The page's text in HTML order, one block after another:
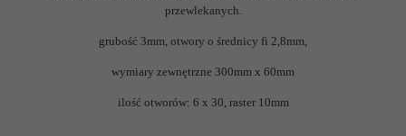
przewlekanych.
grubość 3mm, otwory o średnicy fi 2,8mm,
wymiary zewnętrzne 300mm x 60mm
ilość otworów: 6 x 30, raster 10mm